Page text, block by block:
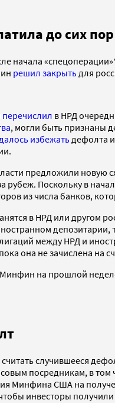
до сих пор
начала
решил закрыть для
перечислил в НРД
, могли быть признаны
избежать дефолта
предложили новую
рубеж. Поскольку в
из числа банков,
в НРД или другом
между НРД и
она не зачислена на
на прошлой
случившееся
посредникам, в том
Минфина США на
инвесторы